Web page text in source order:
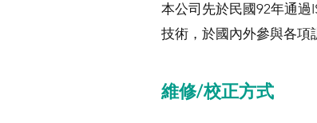
本公司先於民國92年通過
技術，於國內外參與各項
維修/校正方式